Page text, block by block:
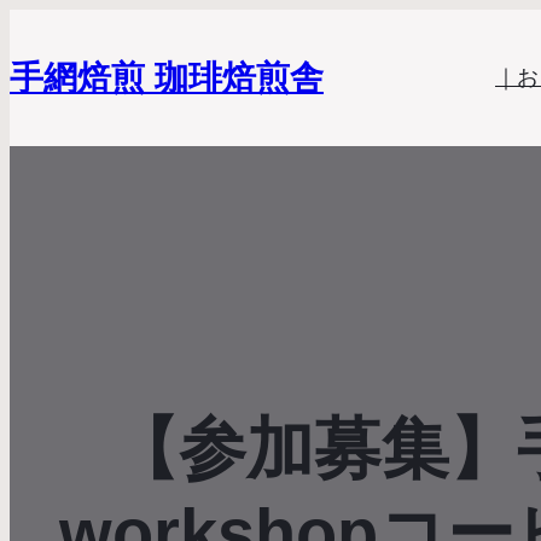
手網焙煎 珈琲焙煎舎 ｜
【参加募集